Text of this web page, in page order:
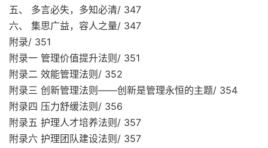
五、 多言必失，多知必清/ 347
六、 集思广益，容人之量/ 347
附录/ 351
附录一 管理价值提升法则/ 351
附录二 效能管理法则/ 352
附录三 创新管理法则——创新是管理永恒的主题/ 354
附录四 压力舒缓法则/ 356
附录五 护理人才培养法则/ 357
附录六 护理团队建设法则/ 357